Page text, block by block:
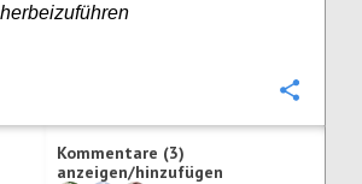
Kommentare (3)
anzeigen/hinzufügen